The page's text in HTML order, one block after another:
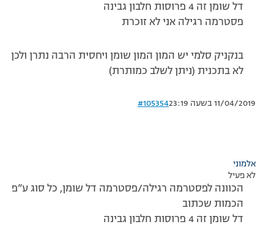
דל שומן זה 4 פרוסות חלבון גבינה
פסטרמה רגילה אני לא זוכרת
בנקניק סלמי יש המון המון שומן ויחסית הרבה נתרן ולכן
לא בתכנית (ניתן לשלב כמותרת)
11/04/2019 בשעה 23:19 #105354
אלמוני
לא פעיל
הכוונה לפסטרמה רגילה/פסטרמה דל שומן, כל סוג ע”פ
הכמות שכתוב
דל שומן זה 4 פרוסות חלבון גבינה